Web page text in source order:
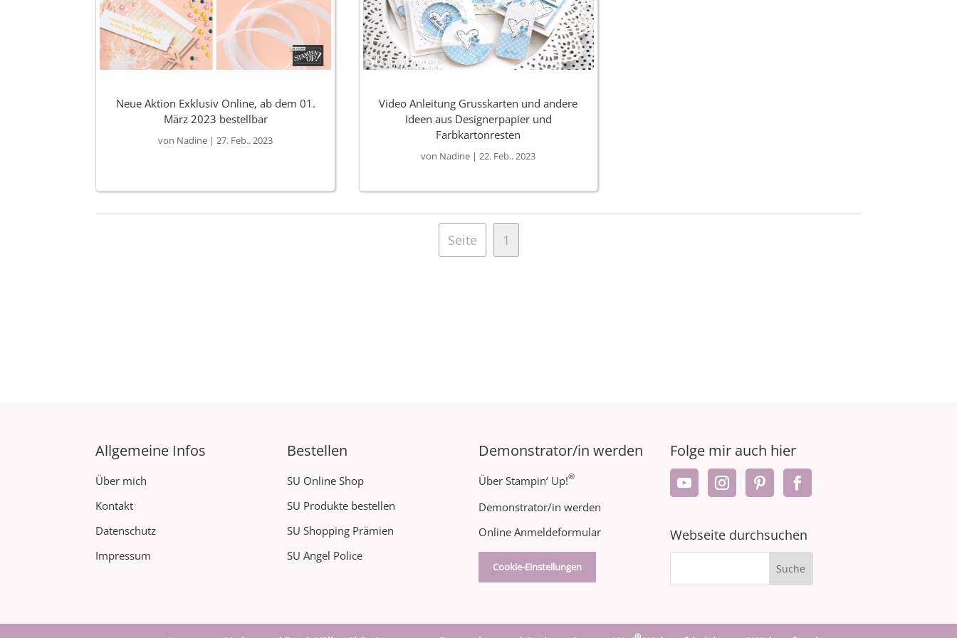
Neue Aktion Exklusiv Online, ab dem 01.
März 2023 bestellbar
von Nadine |27. Feb.. 2023
Video Anleitung Grusskarten und andere
Ideen aus Designerpapier und
Farbkartonresten
von Nadine |22. Feb.. 2023
Seite 1
Allgemeine Infos
Über mich
Kontakt
Datenschutz
Impressum
Bestellen
SU Online Shop
SU Produkte bestellen
SU Shopping Prämien
SU Angel Police
Demonstrator/in werden
Über Stampin‘ Up!®
Demonstrator/in werden
Online Anmeldeformular
Cookie-Einstellungen
Folge mir auch hier
Webseite durchsuchen